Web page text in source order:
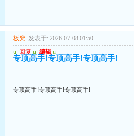
板凳 发表于: 2026-07-08 01:50 ---
u 回复 u 编辑 u
专顶高手!专顶高手!专顶高手!
专顶高手!专顶高手!专顶高手!